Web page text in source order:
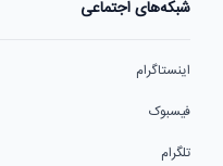
شبکه‌های اجتماعی
اینستاگرام
فیسبوک
تلگرام